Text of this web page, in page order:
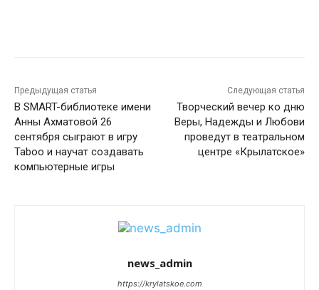
Предыдущая статья
В SMART-библиотеке имени
Анны Ахматовой 26
сентября сыграют в игру
Taboo и научат создавать
компьютерные игры
Следующая статья
Творческий вечер ко дню
Веры, Надежды и Любови
проведут в театральном
центре «Крылатское»
news_admin
https://krylatskoe.com